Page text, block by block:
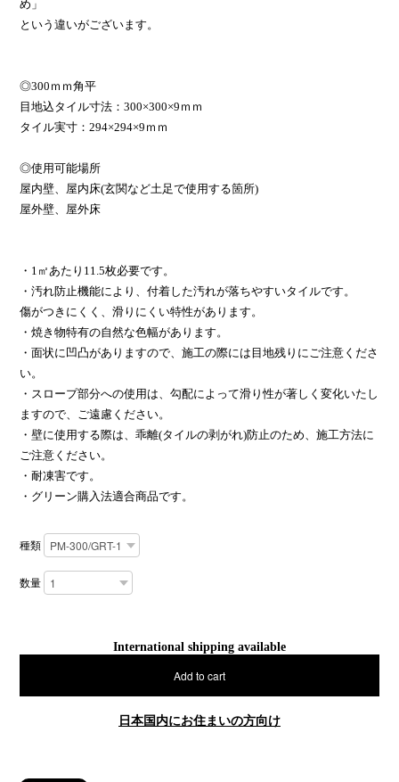
め」
という違いがございます。
◎300ｍｍ角平
目地込タイル寸法：300×300×9ｍｍ
タイル実寸：294×294×9ｍｍ
◎使用可能場所
屋内壁、屋内床(玄関など土足で使用する箇所)
屋外壁、屋外床
・1㎡あたり11.5枚必要です。
・汚れ防止機能により、付着した汚れが落ちやすいタイルです。
傷がつきにくく、滑りにくい特性があります。
・焼き物特有の自然な色幅があります。
・面状に凹凸がありますので、施工の際には目地残りにご注意くださ
い。
・スロープ部分への使用は、勾配によって滑り性が著しく変化いたし
ますので、ご遠慮ください。
・壁に使用する際は、乖離(タイルの剥がれ)防止のため、施工方法に
ご注意ください。
・耐凍害です。
・グリーン購入法適合商品です。
種類
数量
International shipping available
Add to cart
日本国内にお住まいの方向け